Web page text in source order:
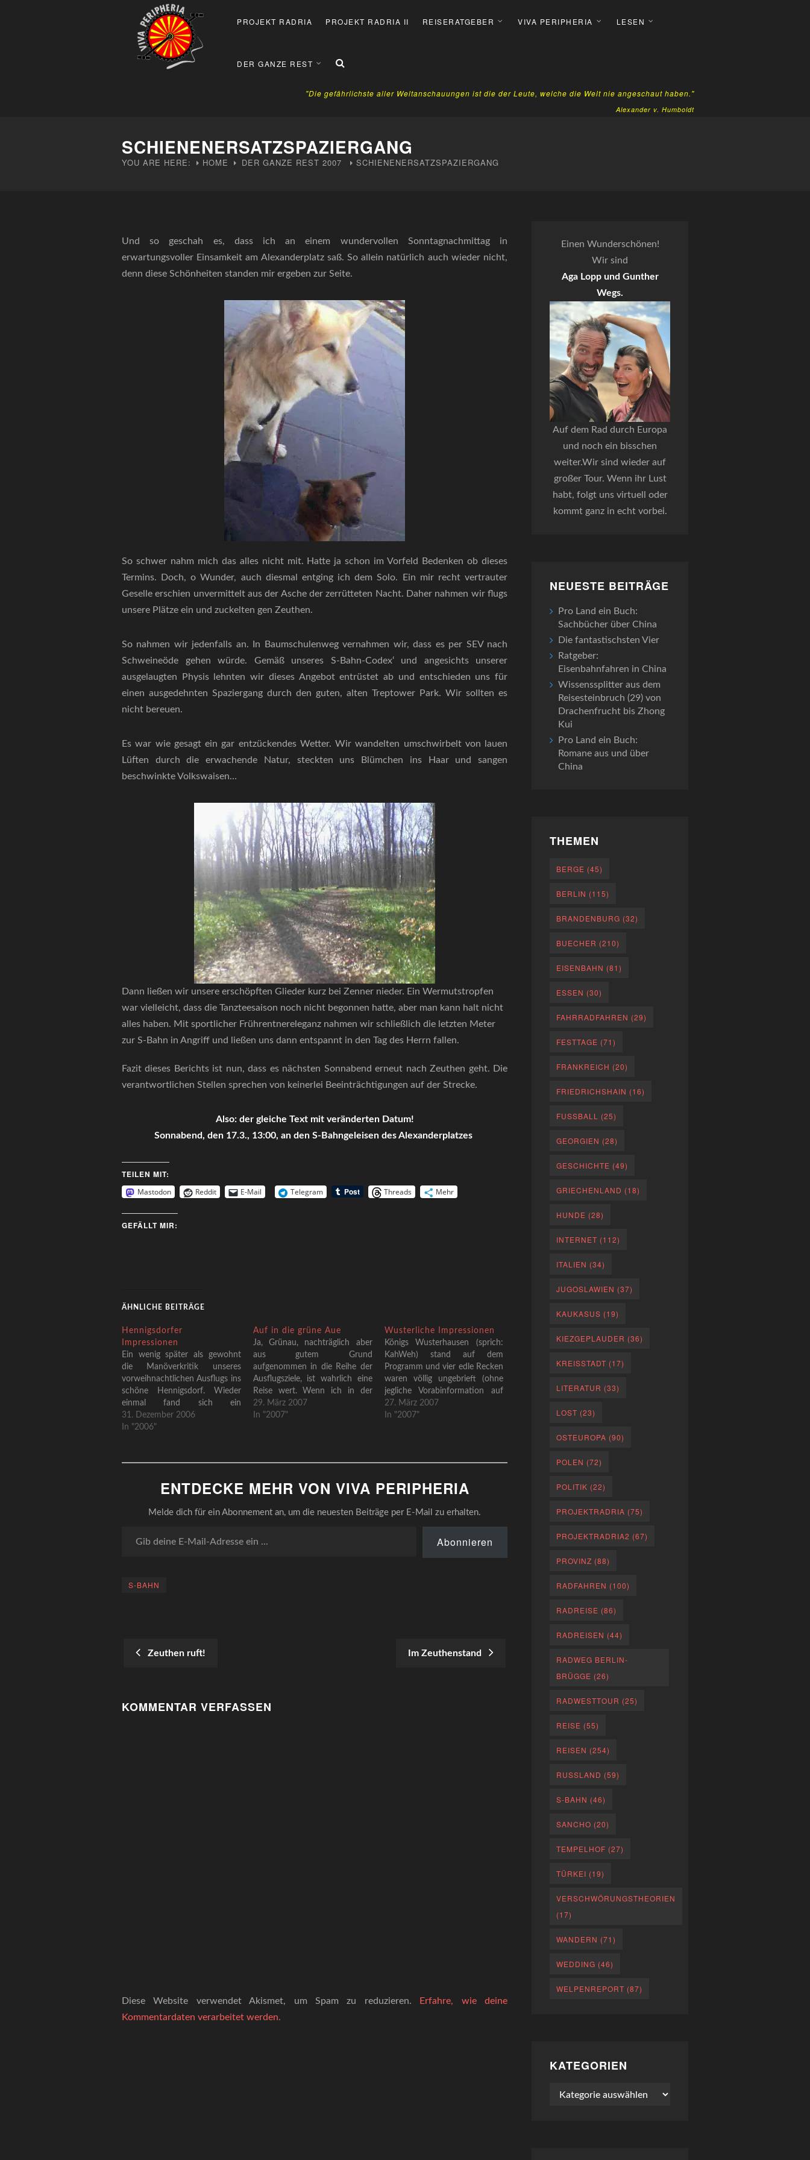
PROJEKT RADRIA PROJEKT RADRIA II REISERATGEBER VIVA PERIPHERIA LESEN
DER GANZE REST
"Die gefährlichste aller Weltanschauungen ist die der Leute, welche die Welt nie angeschaut haben."
Alexander v. Humboldt
SCHIENENERSATZSPAZIERGANG
YOU ARE HERE: HOME DER GANZE REST 2007 SCHIENENERSATZSPAZIERGANG
Und so geschah es, dass ich an einem wundervollen Sonntagnachmittag in
erwartungsvoller Einsamkeit am Alexanderplatz saß. So allein natürlich auch wieder nicht,
denn diese Schönheiten standen mir ergeben zur Seite.
So schwer nahm mich das alles nicht mit. Hatte ja schon im Vorfeld Bedenken ob dieses
Termins. Doch, o Wunder, auch diesmal entging ich dem Solo. Ein mir recht vertrauter
Geselle erschien unvermittelt aus der Asche der zerrütteten Nacht. Daher nahmen wir flugs
unsere Plätze ein und zuckelten gen Zeuthen.
So nahmen wir jedenfalls an. In Baumschulenweg vernahmen wir, dass es per SEV nach
Schweineöde gehen würde. Gemäß unseres S-Bahn-Codex‘ und angesichts unserer
ausgelaugten Physis lehnten wir dieses Angebot entrüstet ab und entschieden uns für
einen ausgedehnten Spaziergang durch den guten, alten Treptower Park. Wir sollten es
nicht bereuen.
Es war wie gesagt ein gar entzückendes Wetter. Wir wandelten umschwirbelt von lauen
Lüften durch die erwachende Natur, steckten uns Blümchen ins Haar und sangen
beschwinkte Volkswaisen…
Dann ließen wir unsere erschöpften Glieder kurz bei Zenner nieder. Ein Wermutstropfen
war vielleicht, dass die Tanzteesaison noch nicht begonnen hatte, aber man kann halt nicht
alles haben. Mit sportlicher Frührentnereleganz nahmen wir schließlich die letzten Meter
zur S-Bahn in Angriff und ließen uns dann entspannt in den Tag des Herrn fallen.
Fazit dieses Berichts ist nun, dass es nächsten Sonnabend erneut nach Zeuthen geht. Die
verantwortlichen Stellen sprechen von keinerlei Beeinträchtigungen auf der Strecke.
Also: der gleiche Text mit veränderten Datum!
Sonnabend, den 17.3., 13:00, an den S-Bahngeleisen des Alexanderplatzes
TEILEN MIT:
Mastodon Reddit E-Mail Telegram Threads Mehr
GEFÄLLT MIR:
ÄHNLICHE BEITRÄGE
Hennigsdorfer
Impressionen
Ein wenig später als gewohnt
die Manöverkritik unseres
vorweihnachtlichen Ausflugs ins
schöne Hennigsdorf. Wieder
einmal fand sich ein
wissbegieriges Häuflein
unverbesserlicher Peripheriker um dem Brandenbugischen einen weiteren bunten Nachmittag zu entreißen.
noch zu bändigen - so sehen sie
Brandenburg mit menschlichem
sich bereits nach den ersten
31. Dezember 2006
In "2006"
Auf in die grüne Aue
Ja, Grünau, nachträglich aber
aus gutem Grund
aufgenommen in die Reihe der
Ausflugsziele, ist wahrlich eine
Reise wert. Wenn ich in der
Vergangenheit so manch bizarre
Kaff anpries und euch damit
Sollte es nicht hageln und…
29. März 2007
In "2007"
Wusterliche Impressionen
Königs Wusterhausen (sprich:
KahWeh) stand auf dem
Programm und vier edle Recken
waren völlig ungebrieft (ohne
jegliche Vorabinformation auf
ihrem Lieblingsblog) erschienen
um eine weitere S-Bahn-
Aktion nie und nimmer
nahmen wir unseren Weg hin…
27. März 2007
In "2007"
ENTDECKE MEHR VON VIVA PERIPHERIA
Melde dich für ein Abonnement an, um die neuesten Beiträge per E-Mail zu erhalten.
Abonnieren
S-BAHN
NAVIGATION
Zeuthen ruft! Im Zeuthenstand
KOMMENTAR VERFASSEN
Diese Website verwendet Akismet, um Spam zu reduzieren.
Erfahre, wie deine
Kommentardaten verarbeitet werden.
Einen Wunderschönen!
Wir sind
Aga Lopp und Gunther
Wegs.
Auf dem Rad durch Europa
und noch ein bisschen
weiter.Wir sind wieder auf
großer Tour. Wenn ihr Lust
habt, folgt uns virtuell oder
kommt ganz in echt vorbei.
NEUESTE BEITRÄGE
Pro Land ein Buch:
Sachbücher über China
Die fantastischsten Vier
Ratgeber:
Eisenbahnfahren in China
Wissenssplitter aus dem
Reisesteinbruch (29) von
Drachenfrucht bis Zhong
Kui
Pro Land ein Buch:
Romane aus und über
China
THEMEN
BERGE (45)
BERLIN (115)
BRANDENBURG (32)
BUECHER (210)
EISENBAHN (81)
ESSEN (30)
FAHRRADFAHREN (29)
FESTTAGE (71)
FRANKREICH (20)
FRIEDRICHSHAIN (16)
FUSSBALL (25)
GEORGIEN (28)
GESCHICHTE (49)
GRIECHENLAND (18)
HUNDE (28)
INTERNET (112)
ITALIEN (34)
JUGOSLAWIEN (37)
KAUKASUS (19)
KIEZGEPLAUDER (36)
KREISSTADT (17)
LITERATUR (33)
LOST (23)
OSTEUROPA (90)
POLEN (72)
POLITIK (22)
PROJEKTRADRIA (75)
PROJEKTRADRIA2 (67)
PROVINZ (88)
RADFAHREN (100)
RADREISE (86)
RADREISEN (44)
RADWEG BERLIN-
BRÜGGE (26)
RADWESTTOUR (25)
REISE (55)
REISEN (254)
RUSSLAND (59)
S-BAHN (46)
SANCHO (20)
TEMPELHOF (27)
TÜRKEI (19)
VERSCHWÖRUNGSTHEORIEN
(17)
WANDERN (71)
WEDDING (46)
WELPENREPORT (87)
KATEGORIEN
Kategorien